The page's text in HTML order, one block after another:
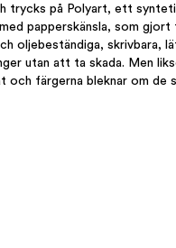
trycks på Polyart, ett
papperskänsla, som
oljebeständiga, skrivbara,
utan att ta skada. Men
och färgerna bleknar om de